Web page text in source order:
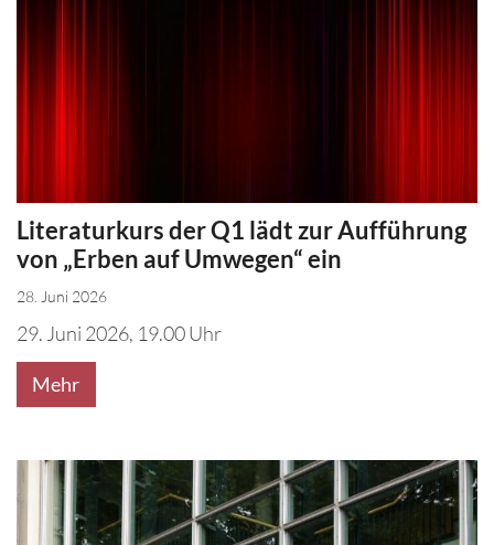
Literaturkurs der Q1 lädt zur Aufführung
von „Erben auf Umwegen“ ein
28. Juni 2026
29. Juni 2026, 19.00 Uhr
Mehr